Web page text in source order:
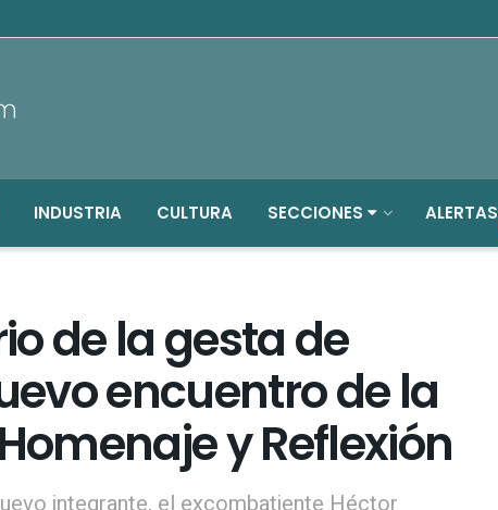
INDUSTRIA CULTURA SECCIONES ALERTAS
de la gesta de
encuentro de la
y Reflexión